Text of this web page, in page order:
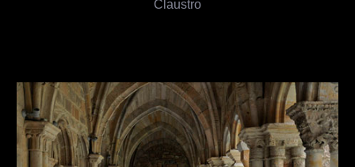
Claustro